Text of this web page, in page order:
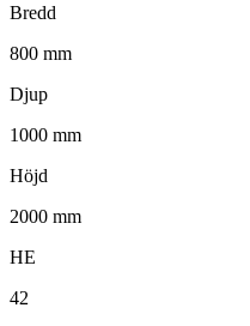
Bredd
800 mm
Djup
1000 mm
Höjd
2000 mm
HE
42